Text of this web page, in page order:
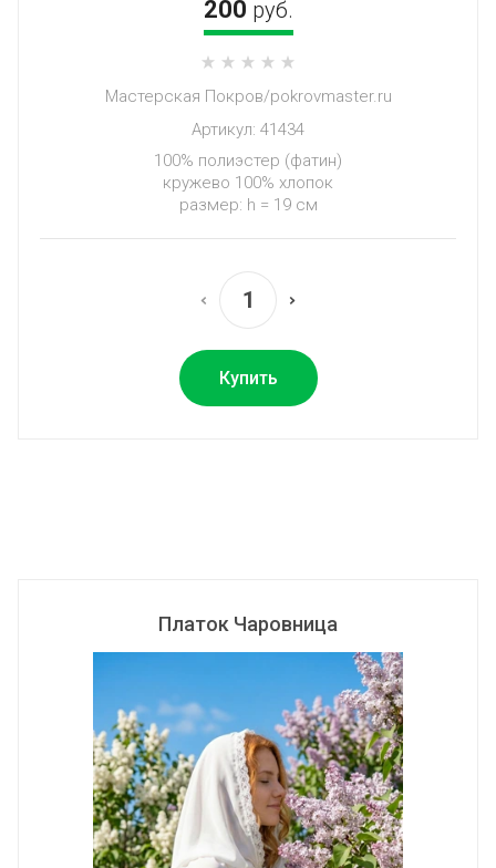
200 руб.
Мастерская Покров/pokrovmaster.ru
Артикул: 41434
100% полиэстер (фатин)
кружево 100% хлопок
размер: h = 19 см
Купить
Платок Чаровница